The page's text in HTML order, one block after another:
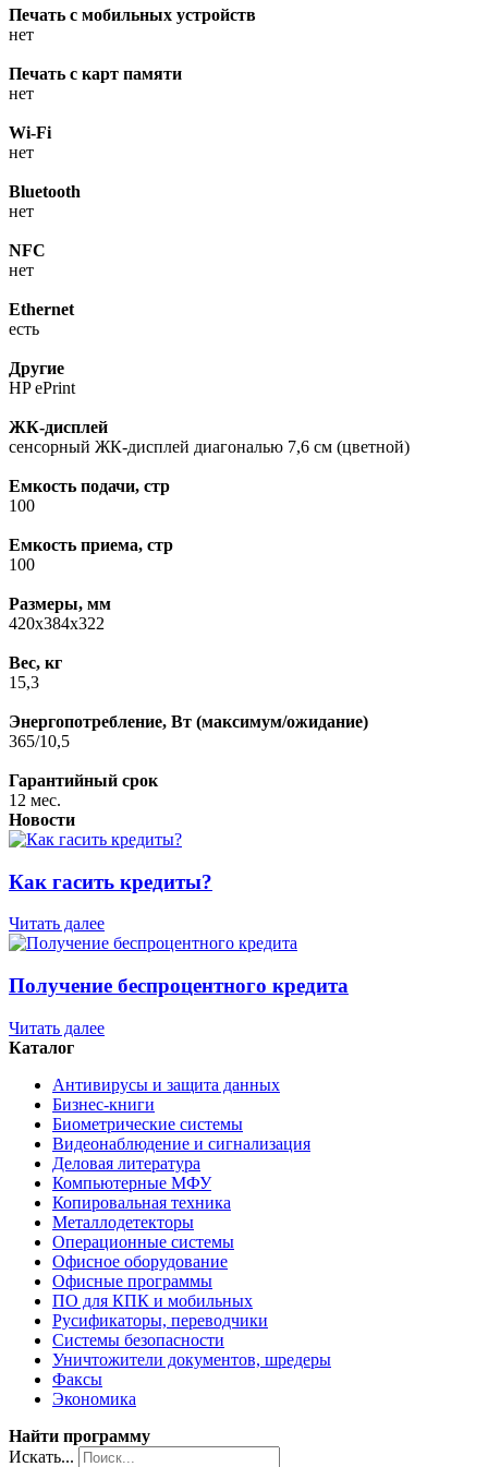
Печать с мобильных устройств
нет
Печать с карт памяти
нет
Wi-Fi
нет
Bluetooth
нет
NFC
нет
Ethernet
есть
Другие
HP ePrint
ЖК-дисплей
сенсорный ЖК-дисплей диагональю 7,6 см (цветной)
Емкость подачи, стр
100
Емкость приема, стр
100
Размеры, мм
420x384x322
Вес, кг
15,3
Энергопотребление, Вт (максимум/ожидание)
365/10,5
Гарантийный срок
12 мес.
Новости
Как гасить кредиты?
Читать далее
Получение беспроцентного кредита
Читать далее
Каталог
Антивирусы и защита данных
Бизнес-книги
Биометрические системы
Видеонаблюдение и сигнализация
Деловая литература
Компьютерные МФУ
Копировальная техника
Металлодетекторы
Операционные системы
Офисное оборудование
Офисные программы
ПО для КПК и мобильных
Русификаторы, переводчики
Системы безопасности
Уничтожители документов, шредеры
Факсы
Экономика
Найти программу
Искать...